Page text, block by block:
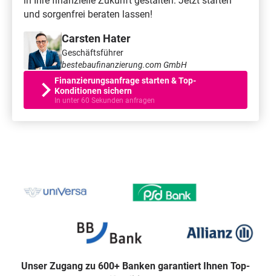
und sorgenfrei beraten lassen!
Carsten Hater
Geschäftsführer
bestebaufinanzierung.com GmbH
Finanzierungsanfrage starten & Top-
Konditionen sichern
In unter 60 Sekunden anfragen
Unser Zugang zu 600+ Banken garantiert Ihnen Top-